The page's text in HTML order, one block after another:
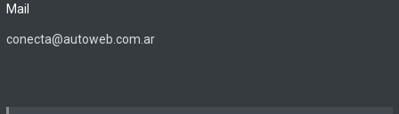
Mail
conecta@autoweb.com.ar